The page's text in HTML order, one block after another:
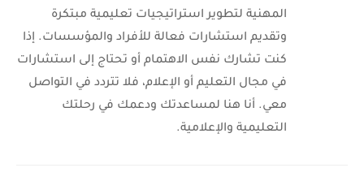
المهنية لتطوير استراتيجيات تعليمية مبتكرة
وتقديم استشارات فعالة للأفراد والمؤسسات. إذا
كنت تشارك نفس الاهتمام أو تحتاج إلى استشارات
في مجال التعليم أو الإعلام، فلا تتردد في التواصل
معي. أنا هنا لمساعدتك ودعمك في رحلتك
التعليمية والإعلامية.